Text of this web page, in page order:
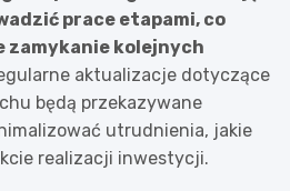
prace etapami, co
zamykanie kolejnych
aktualizacje dotyczące
będą przekazywane
utrudnienia, jakie
realizacji inwestycji.